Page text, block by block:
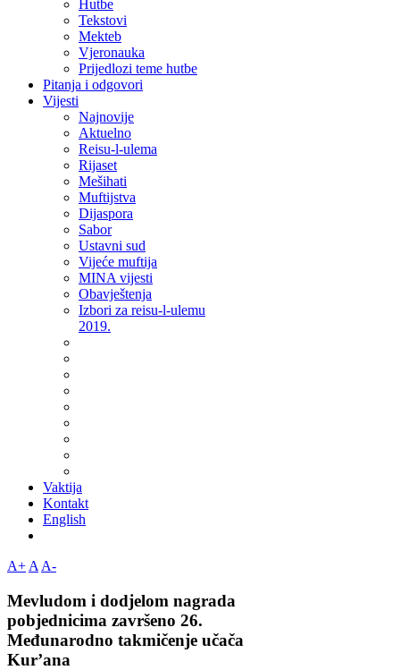
Hutbe
Tekstovi
Mekteb
Vjeronauka
Prijedlozi teme hutbe
Pitanja i odgovori
Vijesti
Najnovije
Aktuelno
Reisu-l-ulema
Rijaset
Mešihati
Muftijstva
Dijaspora
Sabor
Ustavni sud
Vijeće muftija
MINA vijesti
Obavještenja
Izbori za reisu-l-ulemu
2019.
Vaktija
Kontakt
English
A+ A A-
Mevludom i dodjelom nagrada
pobjednicima završeno 26.
Međunarodno takmičenje učača
Kur’ana